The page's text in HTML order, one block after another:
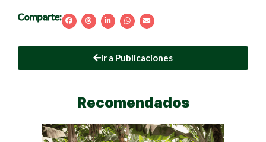
Comparte:
Ir a Publicaciones
Recomendados